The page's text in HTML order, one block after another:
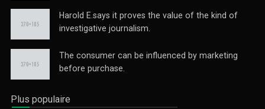
Harold E.says it proves the value of the kind of
investigative journalism.
The consumer can be influenced by marketing
before purchase.
Plus populaire